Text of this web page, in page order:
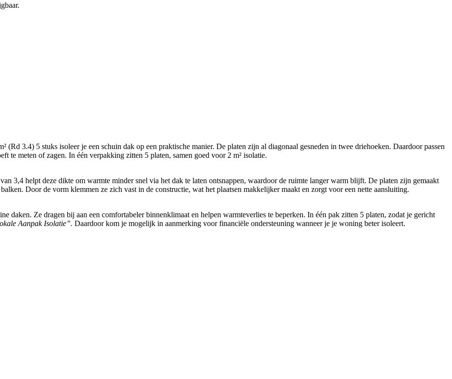
3.4) 5 stuks isoleer je een schuin dak op een praktische manier. De platen zijn al diagonaal gesneden in twee driehoeken. Daardoor passen
te meten of zagen. In één verpakking zitten 5 platen, samen goed voor 2 m² isolatie.
3,4 helpt deze dikte om warmte minder snel via het dak te laten ontsnappen, waardoor de ruimte langer warm blijft. De platen zijn gemaakt
Door de vorm klemmen ze zich vast in de constructie, wat het plaatsen makkelijker maakt en zorgt voor een nette aansluiting.
daken. Ze dragen bij aan een comfortabeler binnenklimaat en helpen warmteverlies te beperken. In één pak zitten 5 platen, zodat je gericht
Aanpak Isolatie”. Daardoor kom je mogelijk in aanmerking voor financiële ondersteuning wanneer je je woning beter isoleert.